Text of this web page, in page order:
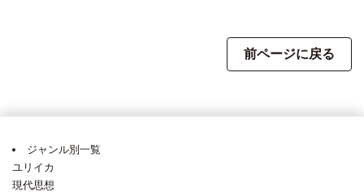
前ページに戻る
ジャンル別一覧
ユリイカ
現代思想